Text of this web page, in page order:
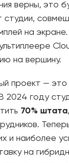
верны, это
студии,
на
на вершину.
проект —
2024 году
70% штата
и наиболее
на